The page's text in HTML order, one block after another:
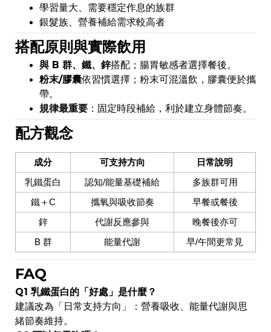
學習量大、需要穩定作息的族群
銀髮族、營養補給需求較高者
搭配原則與實際飲用
與 B 群、鐵、鋅搭配；腸胃敏感者選擇餐後。
粉末/膠囊依習慣選擇；粉末可混溫飲，膠囊便於攜
帶。
規律最重要 ：固定時段補給，利於建立身體節奏。
配方觀念
成分 可支持方向 日常說明
乳鐵蛋白 認知/能量基礎補給 多族群可用
鐵＋C 攜氧與吸收節奏 早餐或餐後
鋅 代謝反應參與 晚餐後亦可
B 群 能量代謝 早/午間更常見
FAQ
Q1 乳鐵蛋白的「好處」是什麼？
建議改為「日常支持方向」：營養吸收、能量代謝與思
緒節奏維持。